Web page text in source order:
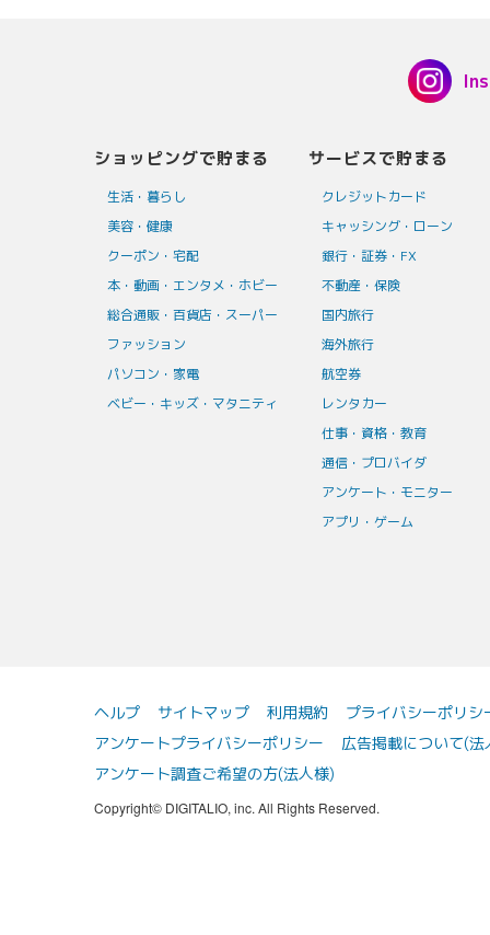
ショッピングで貯まる
生活・暮らし
美容・健康
クーポン・宅配
本・動画・エンタメ・ホビー
総合通販・百貨店・スーパー
ファッション
パソコン・家電
ベビー・キッズ・マタニティ
サービスで貯まる
クレジットカード
キャッシング・ローン
銀行・証券・FX
不動産・保険
国内旅行
海外旅行
航空券
レンタカー
仕事・資格・教育
通信・プロバイダ
アンケート・モニター
アプリ・ゲーム
ヘルプ サイトマップ 利用規約
プライバシーポリシ
アンケートプライバシーポリシー
広告掲載について(法
アンケート調査ご希望の方(法人様)
Copyright© DIGITALIO, inc. All Rights Reserved.